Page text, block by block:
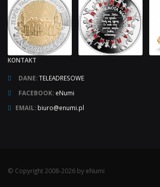
KONTAKT
DANE:TELEADRESOWE
FACEBOOK: eNumi
EMAIL: biuro@enumi.pl
© Copyright 2008-2026 by eNumi